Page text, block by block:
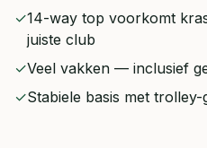
✓14-way top voorkomt
juiste club
✓Veel vakken — inclusief
✓Stabiele basis met